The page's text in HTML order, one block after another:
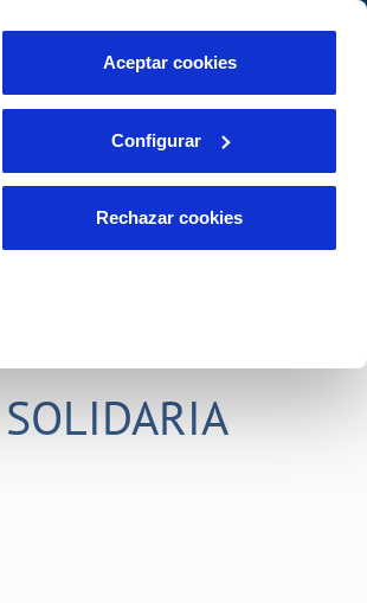
Aceptar cookies
Configurar
Rechazar cookies
anomalías o posibles
TRANSPARENCIA
Área de clientes